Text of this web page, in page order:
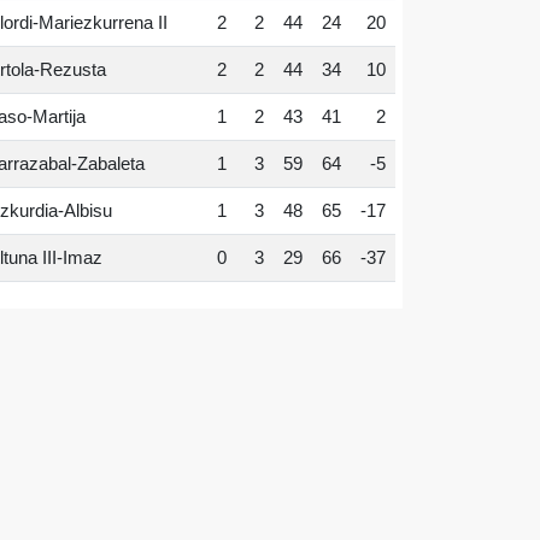
Mariezkurrena II 2 2 44 24 20
Rezusta 2 2 44 34 10
Martija 1 2 43 41 2
Zabaleta 1 3 59 64 -5
Albisu 1 3 48 65 -17
III-Imaz 0 3 29 66 -37